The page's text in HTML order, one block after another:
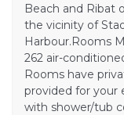
Beach and Ribat
the vicinity of
Harbour.Rooms
262 air-
Rooms have
provided for your
with shower/tub